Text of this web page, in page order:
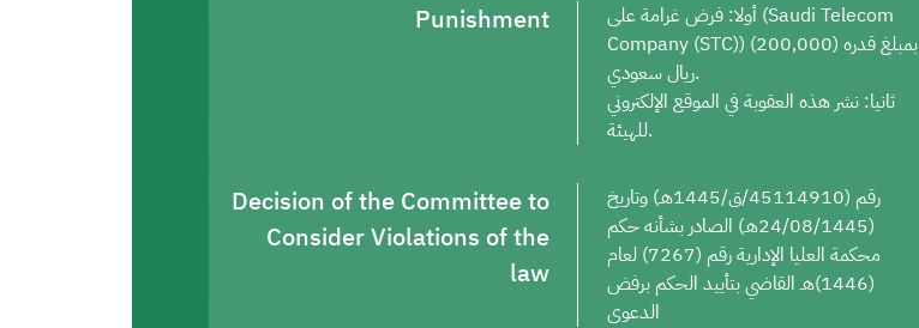
Punishment
أولا: فرض غرامة على (Saudi Telecom
Company (STC)) بمبلغ قدره (200,000)
ريال سعودي.
ثانيا: نشر هذه العقوبة في الموقع الإلكتروني
للهيئة.
Decision of the Committee to
Consider Violations of the
law
رقم (45114910/ق/1445هـ) وتاريخ
(24/08/1445هـ) الصادر بشأنه حكم
محكمة العليا الإدارية رقم (7267) لعام
(1446)هـ القاضي بتأييد الحكم برفض
الدعوى